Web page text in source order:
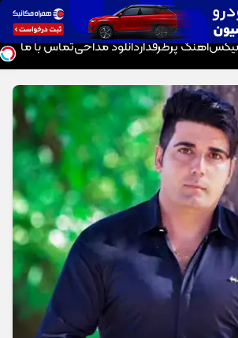
آهنگ پرطرفداردانلود مداحیتماس با ما